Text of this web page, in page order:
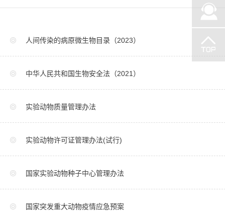
人间传染的病原微生物目录（2023）
中华人民共和国生物安全法（2021）
实验动物质量管理办法
实验动物许可证管理办法(试行)
国家实验动物种子中心管理办法
国家突发重大动物疫情应急预案